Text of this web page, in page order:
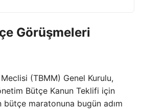
Görüşmeleri
(TBMM) Genel Kurulu,
Bütçe Kanun Teklifi için
maratonuna bugün adım